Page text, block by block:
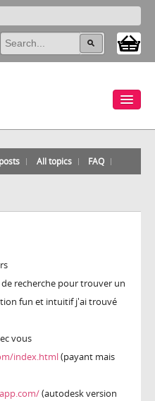
All topics FAQ
recherche pour trouver un
fun et intuitif j'ai trouvé
vous
index.html(payant mais
(autodesk version